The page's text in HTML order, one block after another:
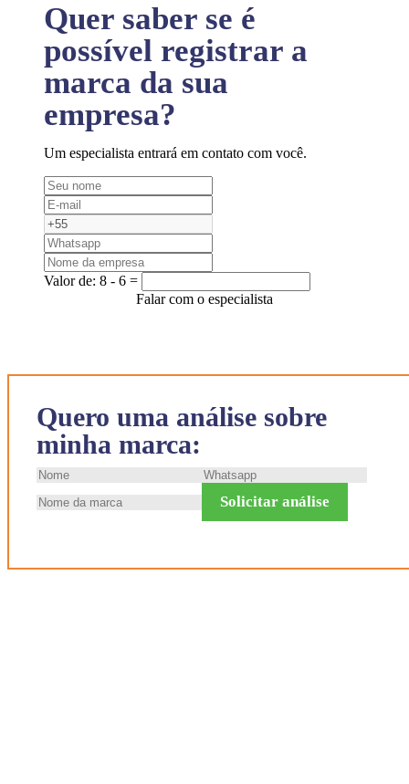
Quero uma análise sobre
minha marca:
Solicitar análise
Quer saber se é
possível registrar a
marca da sua
empresa?
Um especialista entrará em contato com você.
Valor de: 8 - 6 =
Falar com o especialista